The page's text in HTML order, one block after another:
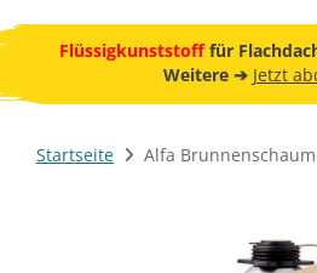
Flüssigkunststofffür Flachdach,
Weitere ➔ Jetzt
Startseite Alfa